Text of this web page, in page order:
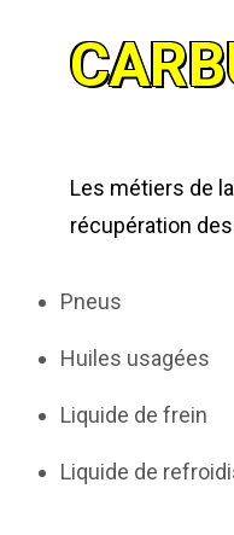
Les métiers de
récupération
Pneus
Huiles usagées
Liquide de frein
Liquide de